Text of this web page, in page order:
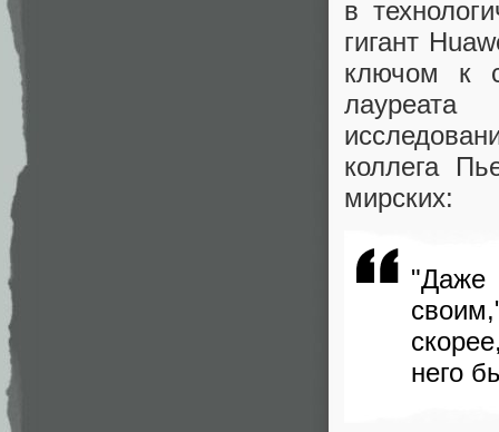
в
гигант
ключом к
коллега
мирских:
"Даже
него